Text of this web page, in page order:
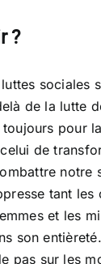
?
sociales
de la lutte
pour
de
notre
tant les
et les
son
pas sur les